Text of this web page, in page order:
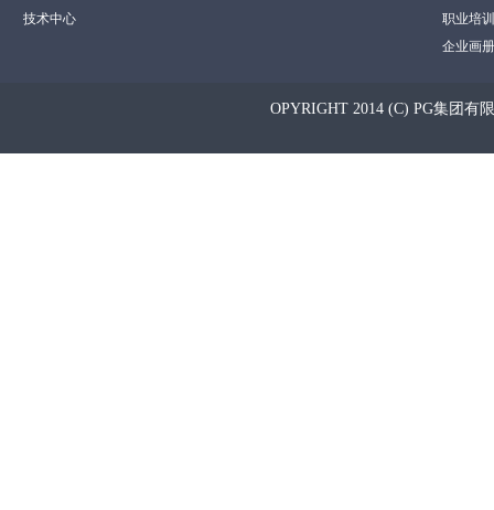
技术中心
职业培训
企业画册
OPYRIGHT 2014 (C) PG集团有